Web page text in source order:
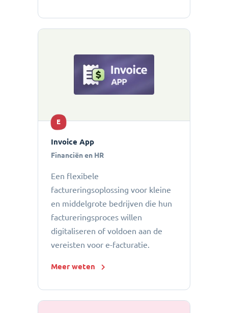
E
Invoice App
Financiën en HR
Een flexibele
factureringsoplossing voor kleine
en middelgrote bedrijven die hun
factureringsproces willen
digitaliseren of voldoen aan de
vereisten voor e-facturatie.
Meer weten